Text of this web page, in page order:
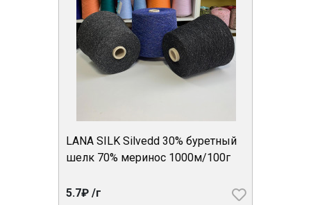
LANA SILK Silvedd 30% буретный
шелк 70% меринос 1000м/100г
5.7₽ /г